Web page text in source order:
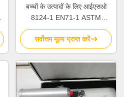
बच्चों के उत्पादों के लिए आईएसओ
8124-1 EN71-1 ASTM
स्टेनलेस स्टील के खिलौने तेज बिंदु
परीक्षक
सर्वोत्तम मूल्य प्राप्त करें